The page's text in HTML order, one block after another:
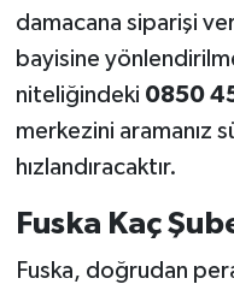
damacana siparişi
bayisine
niteliğindeki 0850
merkezini aramanız
hızlandıracaktır.
Fuska Kaç
Fuska, doğrudan